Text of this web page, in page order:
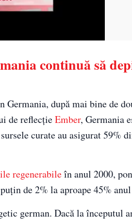
continuă să
Germania, după mai bine de
de reflecțieEmber, Germania
curate au asigurat 59%
regenerabileîn anul 2000,
de 2% la aproape 45%
german. Dacă la începutul